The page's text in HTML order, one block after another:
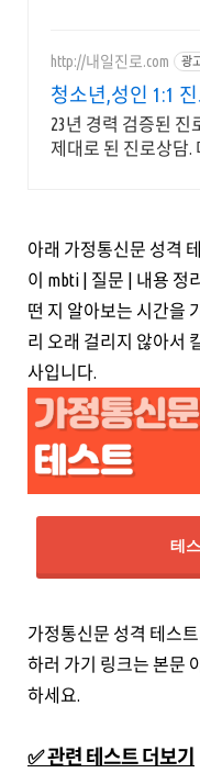
http://내일진로.com 광
청소년,성인 1:1
인 화상 진로/고
23년 경력 검증된 진
제대로 된 진로상담.
아래 가정통신문 성격
이 mbti | 질문 | 내용 정
떤 지 알아보는 시간을
리 오래 걸리지 않아서
사입니다.
테
가정통신문 성격 테스
하러 가기 링크는 본문
하세요.
✅ 관련 테스트 더보기